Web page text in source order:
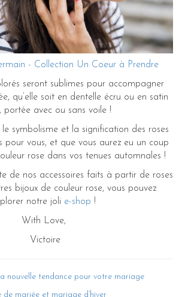
- Collection Un Coeur à Prendre
seront sublimes pour accompagner
qu’elle soit en dentelle écru ou en satin
portée avec ou sans voile !
symbolisme et la signification des roses
pour vous, et que vous aurez eu un coup
rose dans vos tenues automnales !
de nos accessoires faits à partir de roses
bijoux de couleur rose, vous pouvez
notre joli e-shop !
With Love,
Victoire
nouvelle tendance pour votre mariage
de mariée et mariage d’hiver